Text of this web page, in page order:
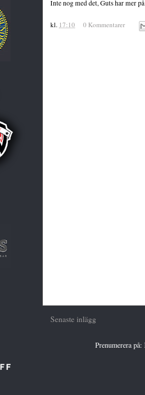
Inte nog med det, Guts har mer
kl. 17:10 0 Kommentarer
Senaste inlägg
Prenumerera på: